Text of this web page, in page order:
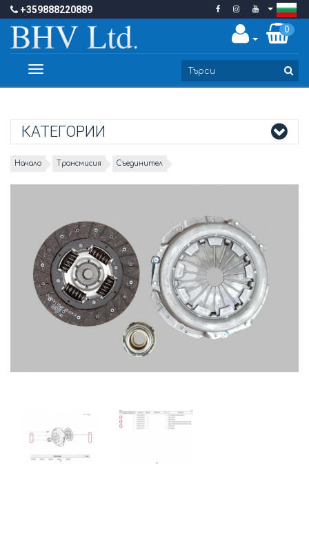
+359888220889
0
Toggle
КАТЕГОРИИ
Начало Трансмисия Съединител